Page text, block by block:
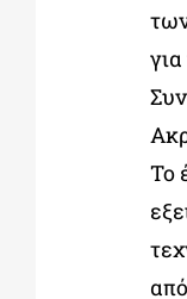
Το